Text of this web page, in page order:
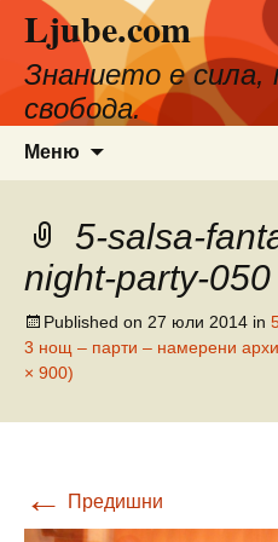
съдържанието
Ljube.com
Знанието е
свобода.
Меню
5-salsa-
night-party-050
Published on 27 юли 2014 in
3 нощ – парти – намерени
× 900)
← Предишни